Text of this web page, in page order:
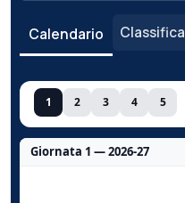
Calendario Classifica
1 2 3 4 5
Giornata 1 — 2026-27